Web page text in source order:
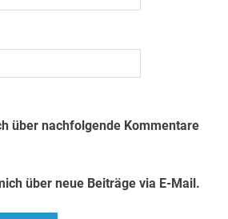
über nachfolgende Kommentare
über neue Beiträge via E-Mail.